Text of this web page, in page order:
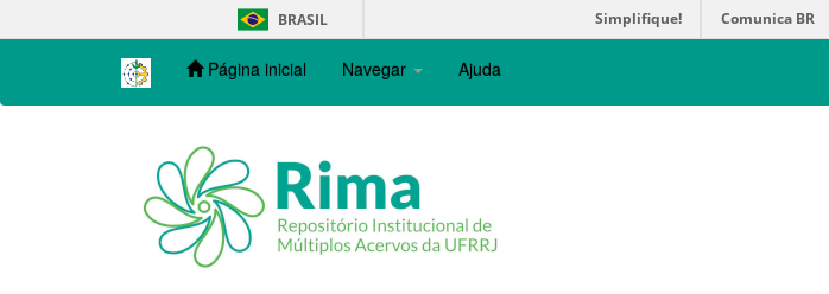
navigation
BRASIL Simplifique! Comunica BR
Página inicial Navegar Ajuda